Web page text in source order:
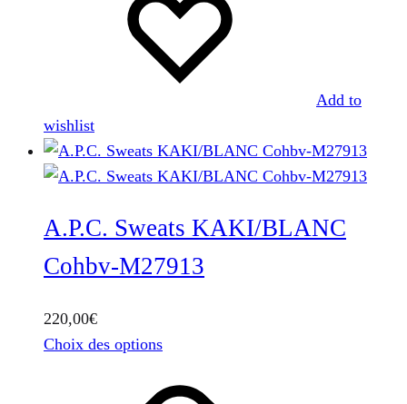
être
choisies
sur
du
produit
Add to
wishlist
A.P.C. Sweats KAKI/BLANC
Cohbv-M27913
220,00€
Choix des optionsCe
a